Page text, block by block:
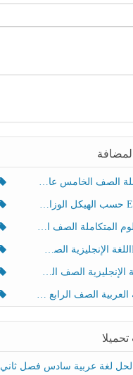
الفصل الدراسي الثالث 2025-2026
الخامس انسبير الفصل الثالث
الصف الرابع الفصل الثالث
تحميلا
لغة عربية سادس فصل ثاني